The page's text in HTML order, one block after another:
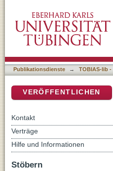
Fallstudien aus den
Publikationsdienste → TOBIAS-lib
VERÖFFENTLICHEN
Kontakt
Verträge
Hilfe und Informationen
Stöbern